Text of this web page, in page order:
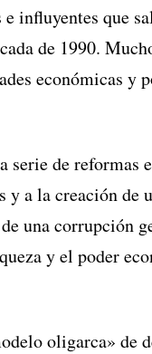
influyentes que
de 1990.
económicas y
serie de reformas
a la creación de
una corrupción
y el poder
oligarca» de